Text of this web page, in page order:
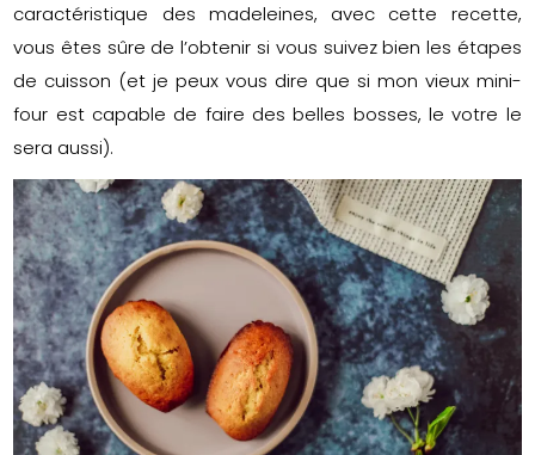
caractéristique des madeleines, avec cette recette,
vous êtes sûre de l’obtenir si vous suivez bien les étapes
de cuisson (et je peux vous dire que si mon vieux mini-
four est capable de faire des belles bosses, le votre le
sera aussi).